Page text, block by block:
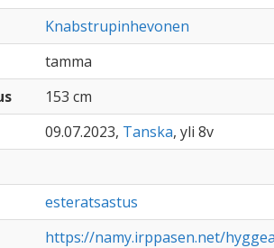
Knabstrupinhevonen
tamma
153 cm
09.07.2023, Tanska, yli 8v
esteratsastus
https://namy.irppasen.net/